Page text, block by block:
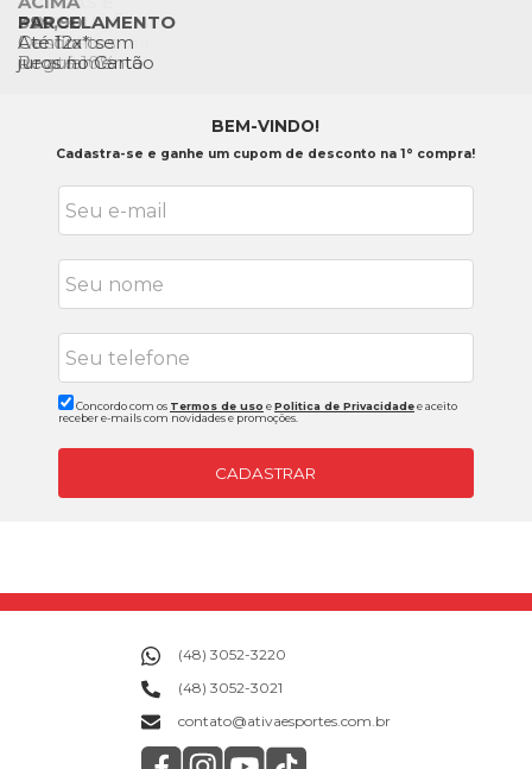
DEVOLUÇÕES
Até 7 dias para
devolver
PIX
Descontos
de até 10%
399,90
Confira o
Regulamento
PARCELAMENTO
Até 12x* sem
juros no Cartão
BEM-VINDO!
Cadastra-se e ganhe um cupom de desconto na 1° compra!
Concordo com os Termos de uso ePolitica de Privacidadee aceito
receber e-mails com novidades e promoções.
CADASTRAR
(48) 3052-3220
(48) 3052-3021
contato@ativaesportes.com.br